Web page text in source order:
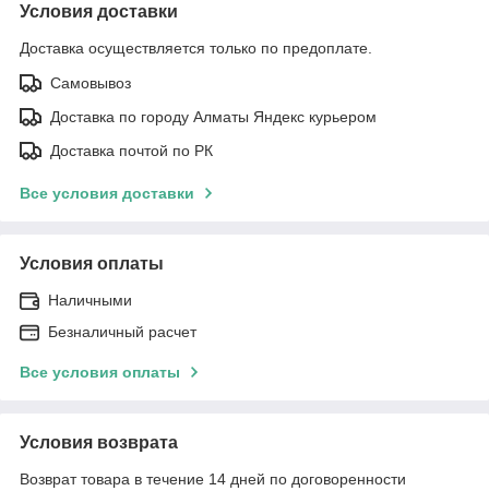
Условия доставки
Доставка осуществляется только по предоплате.
Самовывоз
Доставка по городу Алматы Яндекс курьером
Доставка почтой по РК
Все условия доставки
Условия оплаты
Наличными
Безналичный расчет
Все условия оплаты
Условия возврата
Возврат товара в течение 14 дней по договоренности